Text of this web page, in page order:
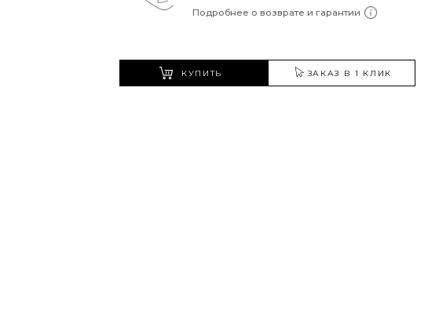
Подробнее о возврате и гарантии
КУПИТЬ ЗАКАЗ В 1 КЛИК